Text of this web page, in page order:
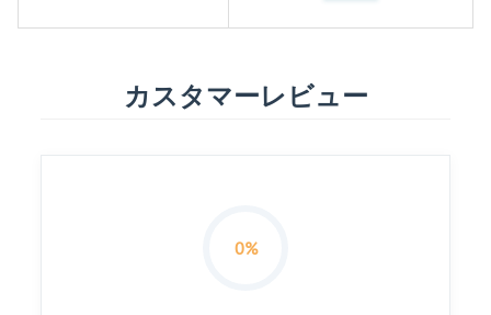
カスタマーレビュー
0%